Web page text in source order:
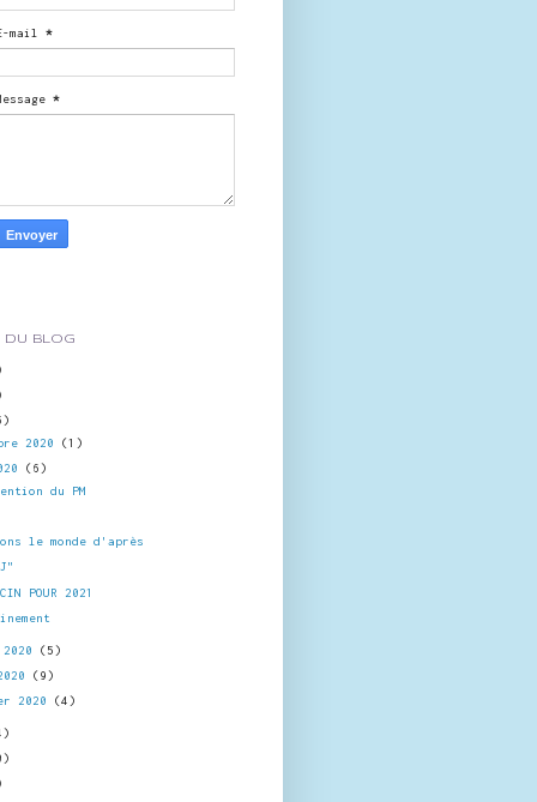
mail *
*
DU BLOG
2020 (1)
(6)
du PM
le monde d'après
POUR 2021
(5)
(9)
2020 (4)